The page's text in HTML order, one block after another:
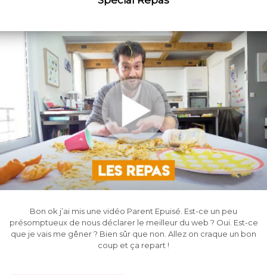
Bon ok j’ai mis une vidéo Parent Epuisé. Est-ce un peu
présomptueux de nous déclarer le meilleur du web ? Oui. Est-ce
que je vais me gêner ? Bien sûr que non. Allez on craque un bon
coup et ça repart !